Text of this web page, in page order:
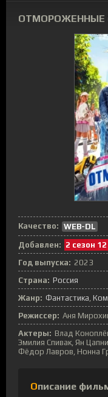
ОТМОРОЖЕННЫЕ
Качество: WEB-DL
Добавлен: 2 сезон
Год выпуска: 2023
Страна: Россия
Жанр: Фантастика
Режиссер: Аня
Актеры: Влад
Эмилия Спивак, Ян
Фёдор Лавров, Нонна
Описание